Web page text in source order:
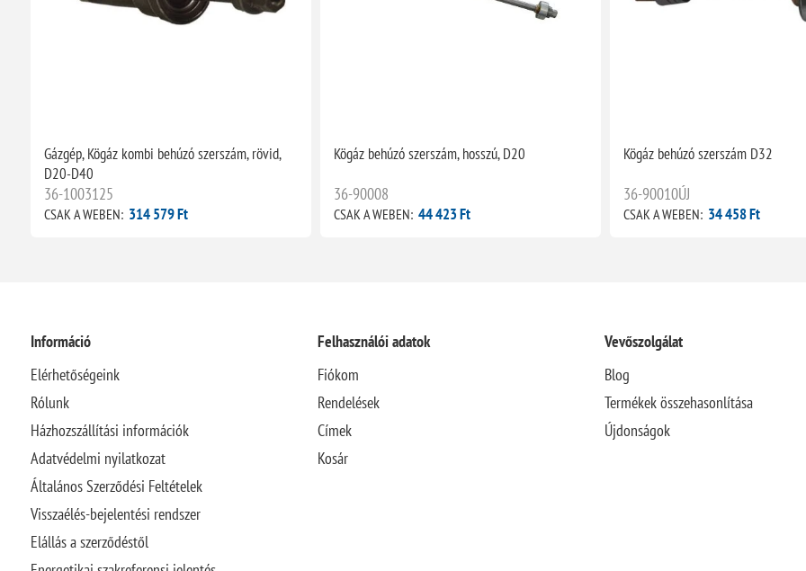
Gázgép, Kögáz kombi behúzó szerszám, rövid,
D20-D40
36-1003125
CSAK A WEBEN: 314 579 Ft
Kögáz behúzó szerszám, hosszú, D20
36-90008
CSAK A WEBEN: 44 423 Ft
Kögáz behúzó szerszám D32
36-90010ÚJ
CSAK A WEBEN: 34 458 Ft
Információ
Elérhetőségeink
Rólunk
Házhozszállítási információk
Adatvédelmi nyilatkozat
Általános Szerződési Feltételek
Visszaélés-bejelentési rendszer
Elállás a szerződéstől
Felhasználói adatok
Fiókom
Rendelések
Címek
Kosár
Vevőszolgálat
Blog
Termékek összehasonlítása
Újdonságok